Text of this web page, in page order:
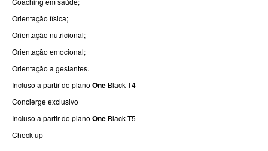
GNDI PLANO DE SAÚDE FAMILIAR
INTERCLINICAS PLANO DE SAÚDE FAMILIAR
KIPP PLANO DE SAÚDE FAMILIAR
MEDICAL HEALTH PLANO DE SAÚDE FAMILIAR
PLENA PLANO DE SAÚDE FAMILIAR
Orientação física;
Orientação nutricional;
Orientação emocional;
Orientação a gestantes.
Incluso a partir do plano One Black T4
Concierge exclusivo
Incluso a partir do plano One Black T5
Check up